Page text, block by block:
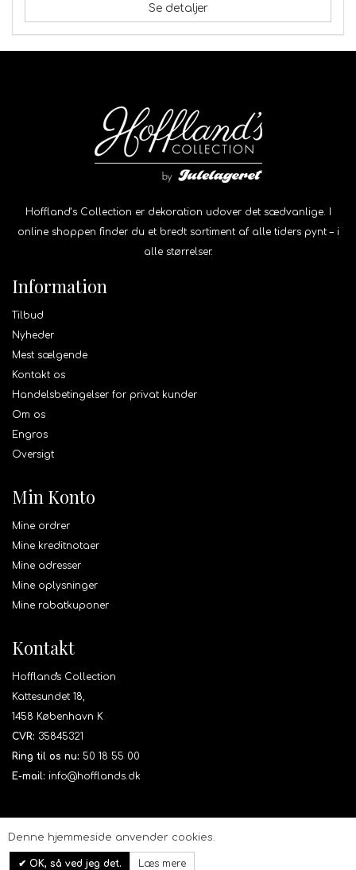
Se detaljer
Denne hjemmeside anvender cookies.
OK, så ved jeg det. Læs mere
Hoffland’s Collection er dekoration udover det sædvanlige. I
online shoppen finder du et bredt sortiment af alle tiders pynt – i
alle størrelser.
Information
Tilbud
Nyheder
Mest sælgende
Kontakt os
Handelsbetingelser for privat kunder
Om os
Engros
Oversigt
Min Konto
Mine ordrer
Mine kreditnotaer
Mine adresser
Mine oplysninger
Mine rabatkuponer
Kontakt
Hoffland's Collection
Kattesundet 18,
1458 København K
CVR: 35845321
Ring til os nu: 50 18 55 00
E-mail: info@hofflands.dk